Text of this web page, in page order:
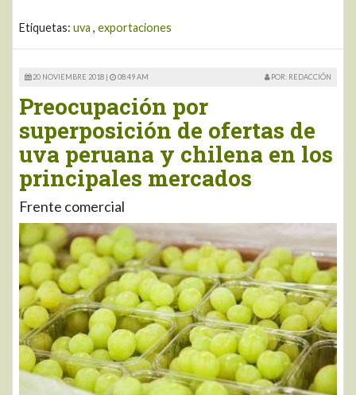
Etiquetas: uva , exportaciones
20 NOVIEMBRE 2018 | 08:49 AM POR: REDACCIÓN
Preocupación por
superposición de ofertas de
uva peruana y chilena en los
principales mercados
Frente comercial